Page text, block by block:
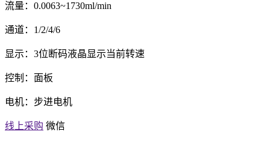
流量：0.0063~1730ml/min
通道：1/2/4/6
显示：3位断码液晶显示当前转速
控制：面板
电机：步进电机
线上采购 微信